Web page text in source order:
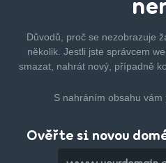
Důvodů, proč se nezobrazuje
několik. Jestli jste správcem
smazat, nahrát nový, případně
S nahráním obsahu vám
Ověřte si novou